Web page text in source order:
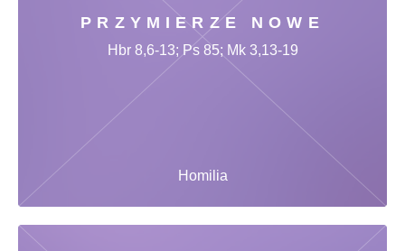
PRZYMIERZE NOWE
Homilia
Hbr 8,6-13; Ps 85; Mk 3,13-19